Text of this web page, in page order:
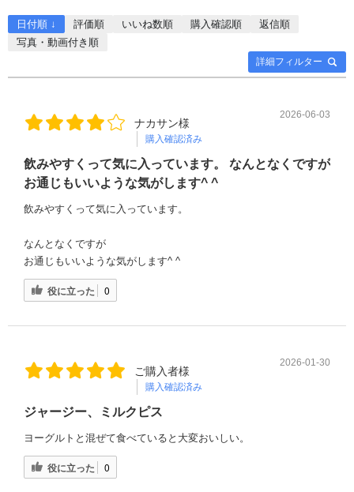
詳細フィルター
日付順 ↓ 評価順 いいね数順 購入確認順
返信順
写真・動画付き順
ナカサン様
購入確認済み
2026-06-03
飲みやすくって気に入っています。 なんとなくですが
お通じもいいような気がします^ ^
飲みやすくって気に入っています。
なんとなくですが
お通じもいいような気がします^ ^
役に立った 0
ご購入者様
購入確認済み
2026-01-30
ジャージー、ミルクピス
ヨーグルトと混ぜて食べていると大変おいしい。
役に立った 0